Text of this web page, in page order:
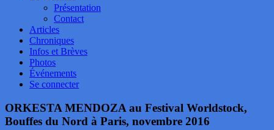
Présentation
Contact
Articles
Chroniques
Infos et Brèves
Photos
Événements
Se connecter
ORKESTA MENDOZA au Festival Worldstock,
Bouffes du Nord à Paris, novembre 2016